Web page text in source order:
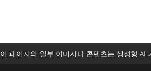
이 페이지의 일부 이미지나 콘텐츠는 생성형